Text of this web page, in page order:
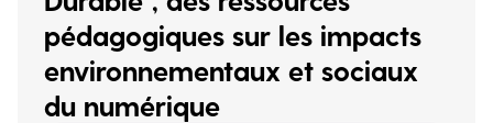
pédagogiques sur les impacts
environnementaux et sociaux
du numérique